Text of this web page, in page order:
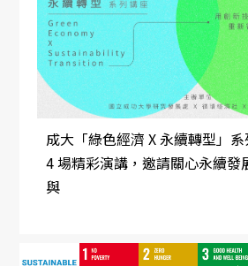
成大「綠色經濟 X 永續轉型」
4 場精彩演講，邀請關心永續發
與